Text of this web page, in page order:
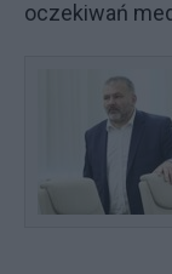
oczekiwań